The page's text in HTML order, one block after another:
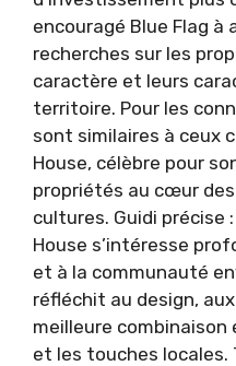
encouragé Blue Flag à
recherches sur les
caractère et leurs
territoire. Pour les
sont similaires à ceux
House, célèbre pour
propriétés au cœur
cultures. Guidi précise
House s’intéresse
et à la communauté
réfléchit au design,
meilleure combinaison
et les touches locales.